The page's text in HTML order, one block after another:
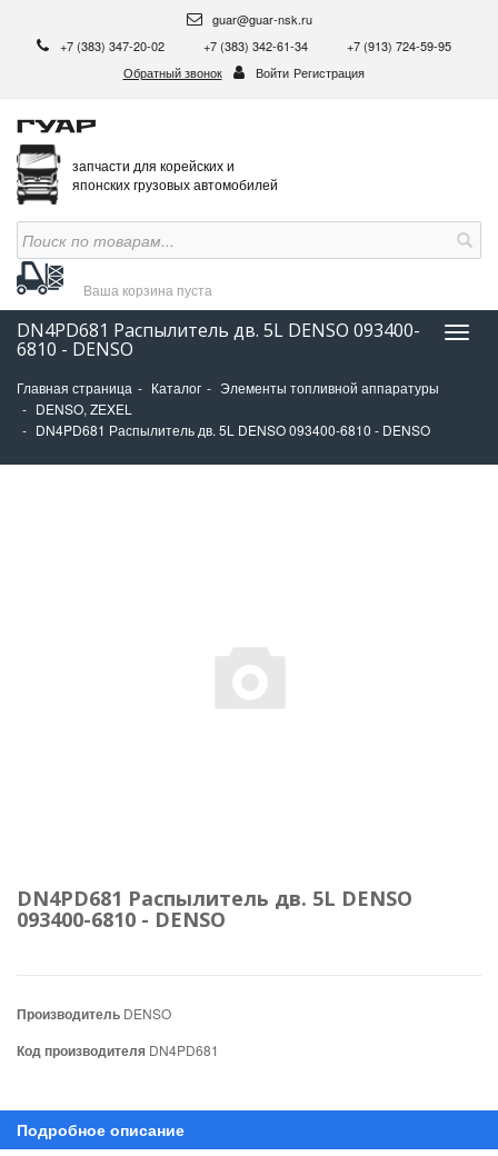
guar@guar-nsk.ru
+7 (383) 347-20-02
+7 (383) 342-61-34
+7 (913) 724-59-95
Обратный звонок
Войти Регистрация
запчасти для корейских и
японских грузовых автомобилей
Ваша корзина пуста
DN4PD681 Распылитель дв. 5L DENSO 093400-
6810 - DENSO
Главная страница Каталог
Элементы топливной аппаратуры
DENSO, ZEXEL
DN4PD681 Распылитель дв. 5L DENSO 093400-6810 - DENSO
DN4PD681 Распылитель дв. 5L DENSO
093400-6810 - DENSO
Производитель DENSO
Код производителя DN4PD681